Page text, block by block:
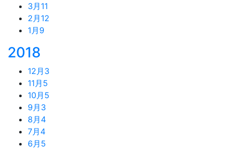
3月 11
2月 12
1月 9
2018
12月 3
11月 5
10月 5
9月 3
8月 4
7月 4
6月 5